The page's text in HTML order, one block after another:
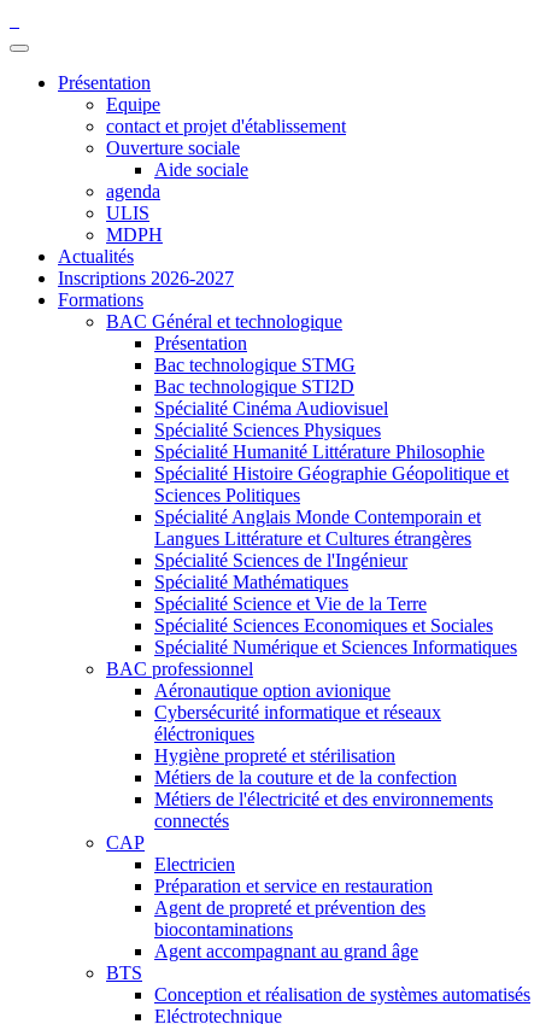
Présentation
Equipe
contact et projet d'établissement
Ouverture sociale
Aide sociale
agenda
ULIS
MDPH
Actualités
Inscriptions 2026-2027
Formations
BAC Général et technologique
Présentation
Bac technologique STMG
Bac technologique STI2D
Spécialité Cinéma Audiovisuel
Spécialité Sciences Physiques
Spécialité Humanité Littérature Philosophie
Spécialité Histoire Géographie Géopolitique et
Sciences Politiques
Spécialité Anglais Monde Contemporain et
Langues Littérature et Cultures étrangères
Spécialité Sciences de l'Ingénieur
Spécialité Mathématiques
Spécialité Science et Vie de la Terre
Spécialité Sciences Economiques et Sociales
Spécialité Numérique et Sciences Informatiques
BAC professionnel
Aéronautique option avionique
Cybersécurité informatique et réseaux
éléctroniques
Hygiène propreté et stérilisation
Métiers de la couture et de la confection
Métiers de l'électricité et des environnements
connectés
CAP
Electricien
Préparation et service en restauration
Agent de propreté et prévention des
biocontaminations
Agent accompagnant au grand âge
BTS
Conception et réalisation de systèmes automatisés
Eléctrotechnique